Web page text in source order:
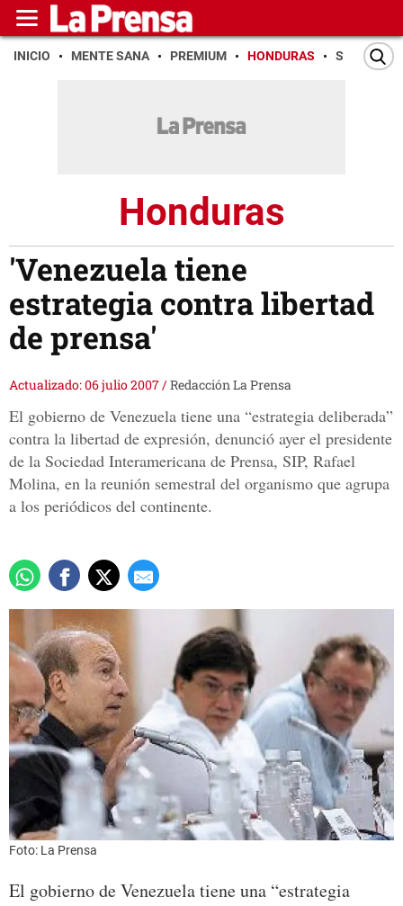
INICIO MENTE SANA PREMIUM HONDURAS SAN PEDRO
Honduras
'Venezuela tiene
estrategia contra libertad
de prensa'
Actualizado: 06 julio 2007/Redacción La Prensa
El gobierno de Venezuela tiene una “estrategia deliberada”
contra la libertad de expresión, denunció ayer el presidente
de la Sociedad Interamericana de Prensa, SIP, Rafael
Molina, en la reunión semestral del organismo que agrupa
a los periódicos del continente.
Foto: La Prensa
El gobierno de Venezuela tiene una “estrategia